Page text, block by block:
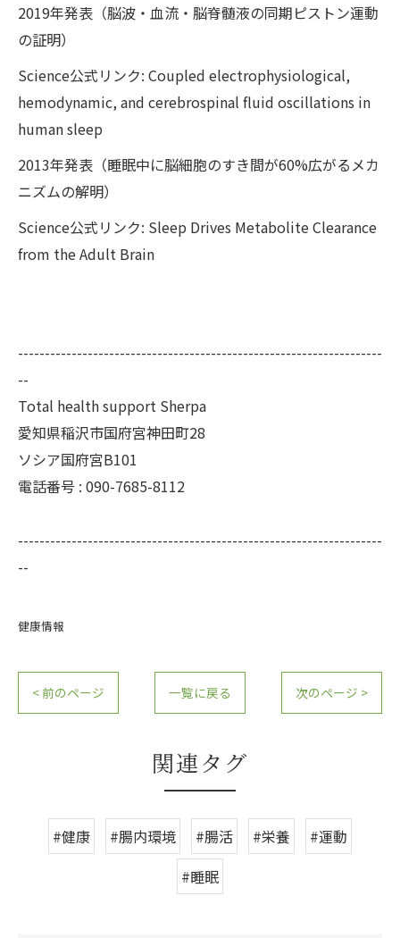
2019年発表（脳波・血流・脳脊髄液の同期ピストン運動
の証明）
Science公式リンク: Coupled electrophysiological,
hemodynamic, and cerebrospinal fluid oscillations in
human sleep
2013年発表（睡眠中に脳細胞のすき間が60%広がるメカ
ニズムの解明）
Science公式リンク: Sleep Drives Metabolite Clearance
from the Adult Brain
--------------------------------------------------------------------
--
Total health support Sherpa
愛知県稲沢市国府宮神田町28
ソシア国府宮B101
電話番号 : 090-7685-8112
--------------------------------------------------------------------
--
健康情報
< 前のページ 一覧に戻る 次のページ >
関連タグ
#健康 #腸内環境 #腸活 #栄養
#運動
#睡眠